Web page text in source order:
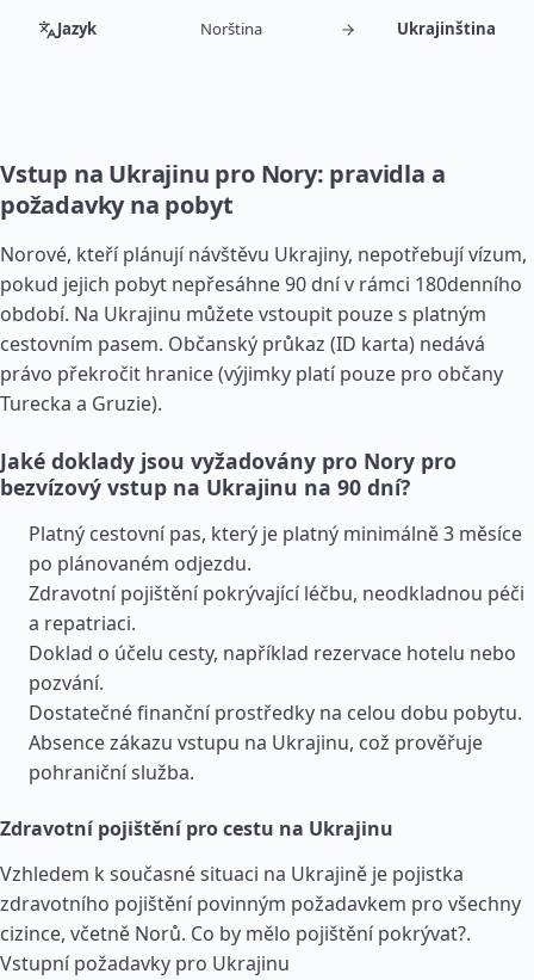
Jazyk Norština Ukrajinština
Vstup na Ukrajinu pro Nory: pravidla a
požadavky na pobyt
Norové, kteří plánují návštěvu Ukrajiny, nepotřebují vízum,
pokud jejich pobyt nepřesáhne 90 dní v rámci 180denního
období. Na Ukrajinu můžete vstoupit pouze s platným
cestovním pasem. Občanský průkaz (ID karta) nedává
právo překročit hranice (výjimky platí pouze pro občany
Turecka a Gruzie).
Jaké doklady jsou vyžadovány pro Nory pro
bezvízový vstup na Ukrajinu na 90 dní?
Platný cestovní pas, který je platný minimálně 3 měsíce
po plánovaném odjezdu.
Zdravotní pojištění pokrývající léčbu, neodkladnou péči
a repatriaci.
Doklad o účelu cesty, například rezervace hotelu nebo
pozvání.
Dostatečné finanční prostředky na celou dobu pobytu.
Absence zákazu vstupu na Ukrajinu, což prověřuje
pohraniční služba.
Zdravotní pojištění pro cestu na Ukrajinu
Vzhledem k současné situaci na Ukrajině je pojistka
zdravotního pojištění povinným požadavkem pro všechny
cizince, včetně Norů. Co by mělo pojištění pokrývat?.
Vstupní požadavky pro Ukrajinu